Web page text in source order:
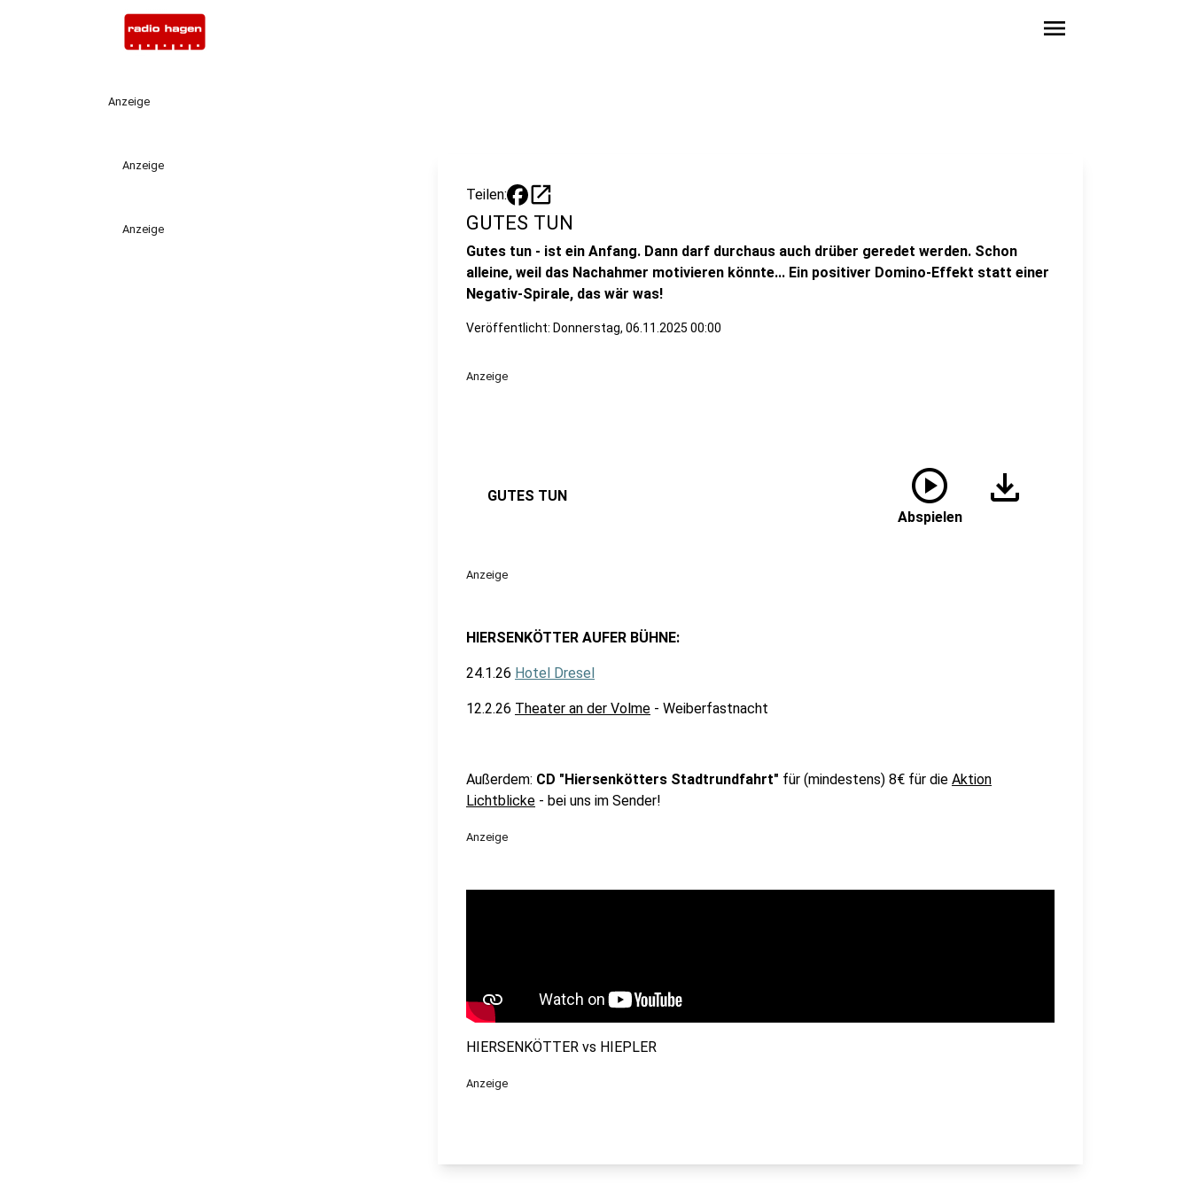
menu
Anzeige
Anzeige
Anzeige
Teilen: open_in_new
GUTES TUN
Gutes tun - ist ein Anfang. Dann darf durchaus auch drüber geredet werden. Schon
alleine, weil das Nachahmer motivieren könnte... Ein positiver Domino-Effekt statt einer
Negativ-Spirale, das wär was!
Veröffentlicht: Donnerstag, 06.11.2025 00:00
Anzeige
GUTES TUN play_circle
Abspielen
download
Anzeige
HIERSENKÖTTER AUFER BÜHNE:
24.1.26 Hotel Dresel
12.2.26 Theater an der Volme - Weiberfastnacht
Außerdem: CD "Hiersenkötters Stadtrundfahrt" für (mindestens) 8€ für die Aktion
Lichtblicke - bei uns im Sender!
Anzeige
HIERSENKÖTTER vs HIEPLER
Anzeige